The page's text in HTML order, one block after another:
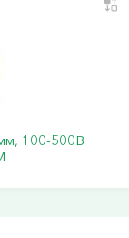
100-500В